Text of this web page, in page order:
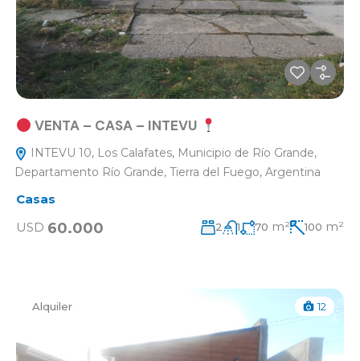
VENTA – CASA – INTEVU
INTEVU 10, Los Calafates, Municipio de Río Grande,
Departamento Río Grande, Tierra del Fuego, Argentina
Casas
USD 60.000 2 1 70 m² 100 m²
Alquiler 12